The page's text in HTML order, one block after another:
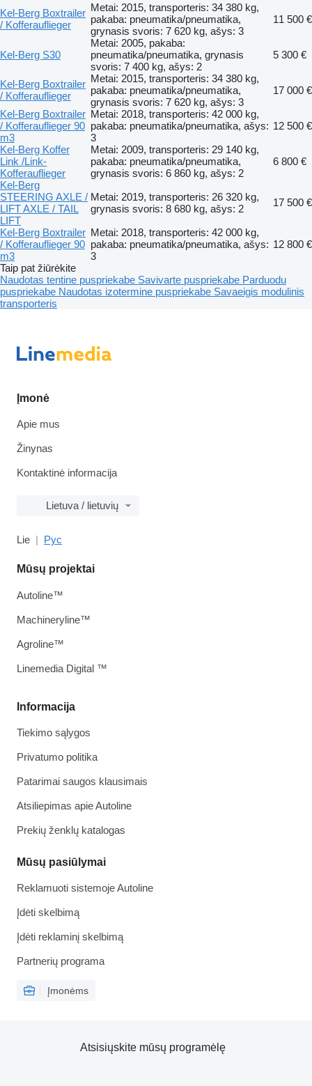
Kel-Berg Boxtrailer
/ Kofferauflieger
Metai: 2015, transporteris: 34 380 kg,
pakaba: pneumatika/pneumatika,
grynasis svoris: 7 620 kg, ašys: 3
11 500 €
Kel-Berg S30
Metai: 2005, pakaba:
pneumatika/pneumatika, grynasis
svoris: 7 400 kg, ašys: 2
5 300 €
Kel-Berg Boxtrailer
/ Kofferauflieger
Metai: 2015, transporteris: 34 380 kg,
pakaba: pneumatika/pneumatika,
grynasis svoris: 7 620 kg, ašys: 3
17 000 €
Kel-Berg Boxtrailer
/ Kofferauflieger 90
m3
Metai: 2018, transporteris: 42 000 kg,
pakaba: pneumatika/pneumatika, ašys:
3
12 500 €
Kel-Berg Koffer
Link /Link-
Kofferauflieger
Metai: 2009, transporteris: 29 140 kg,
pakaba: pneumatika/pneumatika,
grynasis svoris: 6 860 kg, ašys: 2
6 800 €
Kel-Berg
STEERING AXLE /
LIFT AXLE / TAIL
LIFT
Metai: 2019, transporteris: 26 320 kg,
grynasis svoris: 8 680 kg, ašys: 2
17 500 €
Kel-Berg Boxtrailer
/ Kofferauflieger 90
m3
Metai: 2018, transporteris: 42 000 kg,
pakaba: pneumatika/pneumatika, ašys:
3
12 800 €
Taip pat žiūrėkite
Naudotas tentine puspriekabe Savivarte puspriekabe Parduodu
puspriekabe Naudotas izotermine puspriekabe Savaeigis modulinis
transporteris
Įmonė
Apie mus
Žinynas
Kontaktinė informacija
Lietuva / lietuvių
Lie Рус
Informacija
Tiekimo sąlygos
Privatumo politika
Patarimai saugos klausimais
Atsiliepimas apie Autoline
Prekių ženklų katalogas
Mūsų pasiūlymai
Reklamuoti sistemoje Autoline
Įdėti skelbimą
Įdėti reklaminį skelbimą
Partnerių programa
Įmonėms
Mūsų projektai
Autoline™
Machineryline™
Agroline™
Linemedia Digital ™
Atsisiųskite mūsų programėlę